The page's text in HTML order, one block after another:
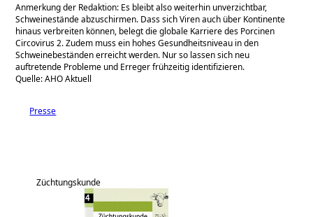
Anmerkung der Redaktion: Es bleibt also weiterhin unverzichtbar,
Schweinestände abzuschirmen. Dass sich Viren auch über Kontinente
hinaus verbreiten können, belegt die globale Karriere des Porcinen
Circovirus 2. Zudem muss ein hohes Gesundheitsniveau in den
Schweinebeständen erreicht werden. Nur so lassen sich neu
auftretende Probleme und Erreger frühzeitig identifizieren.
Quelle: AHO Aktuell
Presse
Züchtungskunde